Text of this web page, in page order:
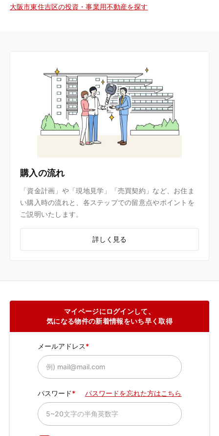
大阪市東住吉区の投資・事業用不動産を探す
購入の流れ
「資金計画」や「現地見学」「売買契約」など、お住ま
い購入時の流れと、各ステップでの留意点やポイントを
ご説明いたします。
詳しく見る
マイページにログインして、
気になる物件の新着情報をいち早く取得
メールアドレス
パスワード パスワードを忘れた方はこちら